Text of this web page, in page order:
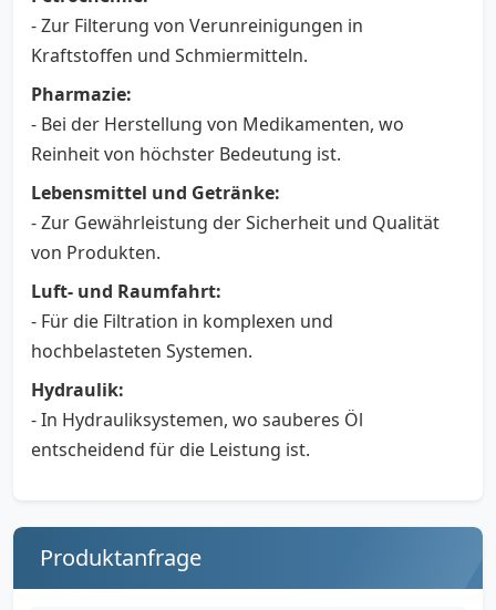
- Zur Filterung von Verunreinigungen in
Kraftstoffen und Schmiermitteln.
Pharmazie:
- Bei der Herstellung von Medikamenten, wo
Reinheit von höchster Bedeutung ist.
Lebensmittel und Getränke:
- Zur Gewährleistung der Sicherheit und Qualität
von Produkten.
Luft- und Raumfahrt:
- Für die Filtration in komplexen und
hochbelasteten Systemen.
Hydraulik:
- In Hydrauliksystemen, wo sauberes Öl
entscheidend für die Leistung ist.
Produktanfrage